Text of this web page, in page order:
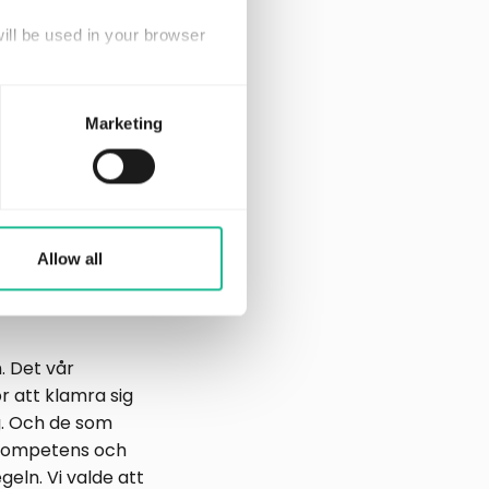
be used in your browser
Marketing
Allow all
samarbete
lansera en
en tjänst
från
det inte med en
Det vår
att klamra sig
Och de som
och
Vi valde att